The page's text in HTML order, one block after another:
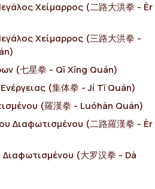
Χείμαρρος (二路大洪拳 - Èr
Χείμαρρος (三路大洪拳 -
(七星拳 - Qī Xīng Quán)
(集体拳 - Jí Tǐ Quán)
(羅漢拳 - Luóhàn Quán)
Διαφωτισμένου (二路羅漢拳 - Èr
(大罗汉拳 - Dà